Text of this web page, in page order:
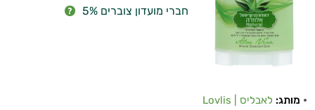
חברי מועדון צוברים 5%
מותג: לאבליס | Lovlis